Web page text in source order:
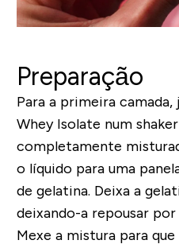
Preparação
Para a primeira camada,
Whey Isolate num
completamente
o líquido para uma
de gelatina. Deixa a
deixando-a repousar
Mexe a mistura para